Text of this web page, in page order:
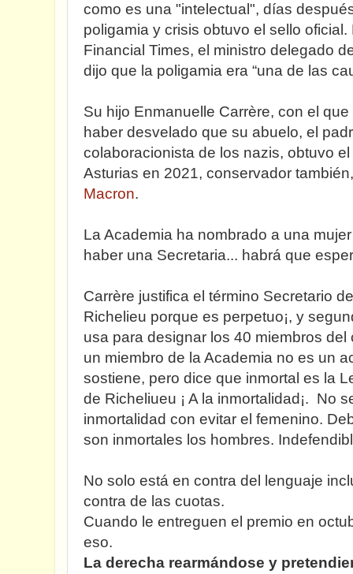
como es una "intelectual", días
poligamia y crisis obtuvo el sello
Financial Times, el ministro delegado
dijo que la poligamia era “una de las
Su hijo Enmanuelle Carrère, con el
haber desvelado que su abuelo, el
colaboracionista de los nazis, obtuvo
Asturias en 2021, conservador
Macron.
La Academia ha nombrado a una
haber una Secretaria... habrá que
Carrère justifica el término Secretario
Richelieu porque es perpetuo¡, y
usa para designar los 40 miembros
un miembro de la Academia no es un
sostiene, pero dice que inmortal es la
de Richeliueu ¡ A la inmortalidad¡. No
inmortalidad con evitar el femenino.
son inmortales los hombres.
No solo está en contra del lenguaje
contra de las cuotas.
Cuando le entreguen el premio en
eso.
La derecha rearmándose y